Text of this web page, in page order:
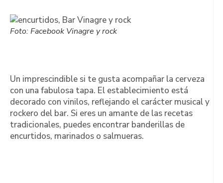
Foto: Facebook Vinagre y rock
Un imprescindible si te gusta acompañar la cerveza
con una fabulosa tapa. El establecimiento está
decorado con vinilos, reflejando el carácter musical y
rockero del bar. Si eres un amante de las recetas
tradicionales, puedes encontrar banderillas de
encurtidos, marinados o salmueras.